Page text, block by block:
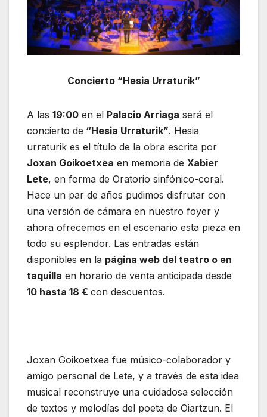
Concierto “Hesia Urraturik”
A las 19:00 en el Palacio Arriaga será el
concierto de “Hesia Urraturik”. Hesia
urraturik es el título de la obra escrita por
Joxan Goikoetxea en memoria de Xabier
Lete, en forma de Oratorio sinfónico-coral.
Hace un par de años pudimos disfrutar con
una versión de cámara en nuestro foyer y
ahora ofrecemos en el escenario esta pieza en
todo su esplendor. Las entradas están
disponibles en la página web del teatro o en
taquilla en horario de venta anticipada desde
10 hasta 18 € con descuentos.
Joxan Goikoetxea fue músico-colaborador y
amigo personal de Lete, y a través de esta idea
musical reconstruye una cuidadosa selección
de textos y melodías del poeta de Oiartzun. El